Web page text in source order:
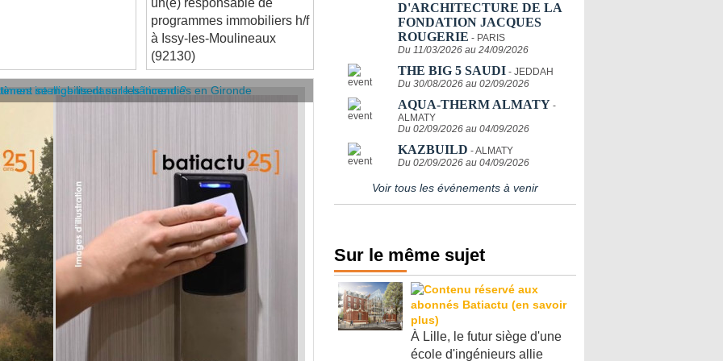
à Issy-les-Moulineaux
(92130)
se mobilisent sur les incendies en Gironde
intelligents dans le bâtiment ?
D'ARCHITECTURE DE LA
FONDATION JACQUES
ROUGERIE - PARIS
Du 11/03/2026 au 24/09/2026
THE BIG 5 SAUDI - JEDDAH
Du 30/08/2026 au 02/09/2026
AQUA-THERM ALMATY -
ALMATY
Du 02/09/2026 au 04/09/2026
KAZBUILD - ALMATY
Du 02/09/2026 au 04/09/2026
Voir tous les événements à venir
Sur le même sujet
À Lille, le futur siège d'une
école d'ingénieurs allie